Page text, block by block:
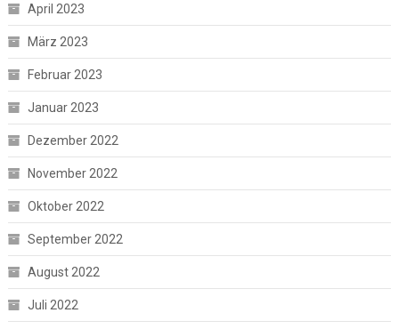
April 2023
März 2023
Februar 2023
Januar 2023
Dezember 2022
November 2022
Oktober 2022
September 2022
August 2022
Juli 2022